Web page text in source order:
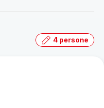
4 persone